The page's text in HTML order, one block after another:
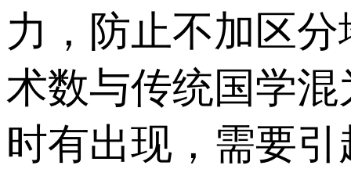
力，防止不加区
术数与传统国学
时有出现，需要